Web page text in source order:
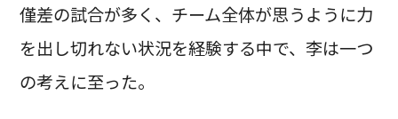
僅差の試合が多く、チーム全体が思うように力
を出し切れない状況を経験する中で、李は一つ
の考えに至った。